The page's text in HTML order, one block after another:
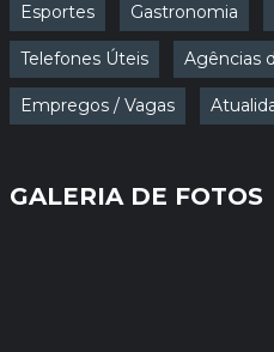
Esportes Gastronomia
Telefones Úteis Agências
Empregos / Vagas
GALERIA DE FOTOS